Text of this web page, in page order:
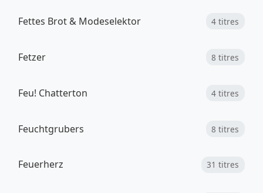
Fettes Brot & Modeselektor 4 titres
Fetzer 8 titres
Feu! Chatterton 4 titres
Feuchtgrubers 8 titres
Feuerherz 31 titres